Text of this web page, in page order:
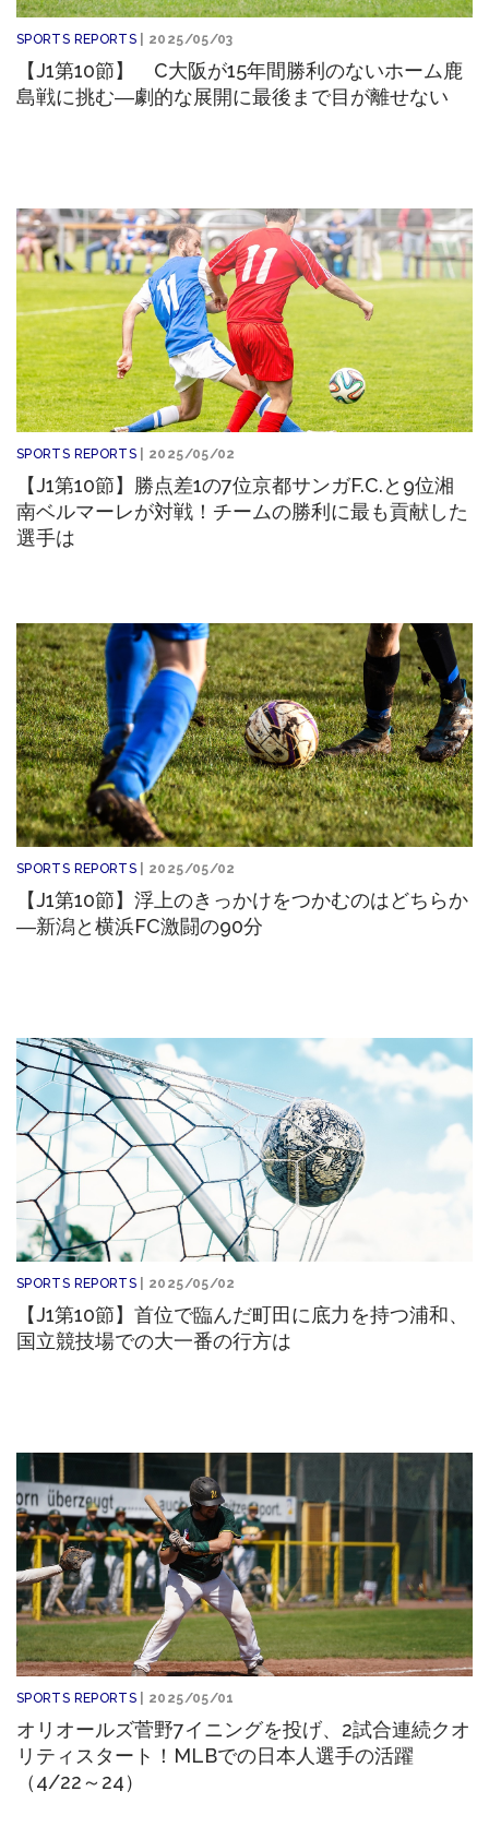
SPORTS REPORTS | 2025/05/03
【J1第10節】 C大阪が15年間勝利のないホーム鹿
島戦に挑む―劇的な展開に最後まで目が離せない
SPORTS REPORTS | 2025/05/02
【J1第10節】勝点差1の7位京都サンガF.C.と9位湘
南ベルマーレが対戦！チームの勝利に最も貢献した
選手は
SPORTS REPORTS | 2025/05/02
【J1第10節】浮上のきっかけをつかむのはどちらか
―新潟と横浜FC激闘の90分
SPORTS REPORTS | 2025/05/02
【J1第10節】首位で臨んだ町田に底力を持つ浦和、
国立競技場での大一番の行方は
SPORTS REPORTS | 2025/05/01
オリオールズ菅野7イニングを投げ、2試合連続クオ
リティスタート！MLBでの日本人選手の活躍
（4/22～24）